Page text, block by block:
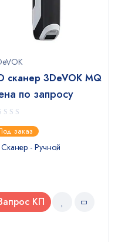
сканер 3DeVOK MQ
по запросу
заказ
Сканер - Ручной
КП